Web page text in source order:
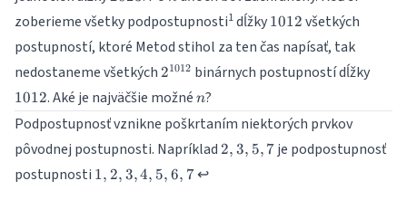
zoberieme všetky podpostupnosti1dĺžky 1012
1012 všetkých
postupností, ktoré Metod stihol za ten čas napísať, tak
nedostaneme všetkých 2^{1012}
21012 binárnych postupností dĺžky
1012. Aké je najväčšie možné n
n?
Podpostupnosť vznikne poškrtaním niektorých prvkov
pôvodnej postupnosti. Napríklad {2,
2, 3, 5, 7 je podpostupnosť
postupnosti {1,
1, 2, 3,4, 5, 6, 7 ↩